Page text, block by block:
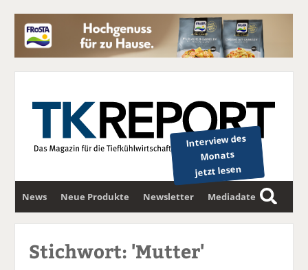
Interview des
Monats
jetzt lesen
News Neue Produkte Newsletter Mediadaten
S
u
Stichwort: 'Mutter'